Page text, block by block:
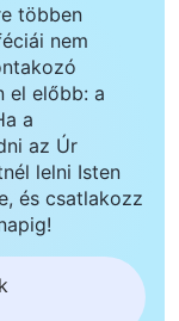
többen
nem
el előbb: a
a
az Úr
lelni Isten
és csatlakozz